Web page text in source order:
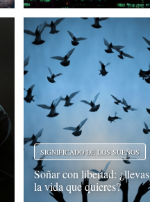
SIGNIFICADO DE LOS SUEÑOS
Soñar con libertad: ¿llevas
la vida que quieres?